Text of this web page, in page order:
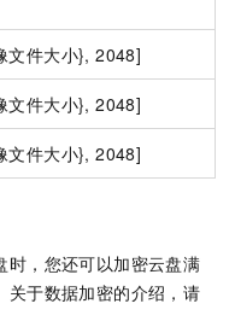
文件大小}, 2048]
文件大小}, 2048]
文件大小}, 2048]
时，您还可以加密云盘满
关于数据加密的介绍，请